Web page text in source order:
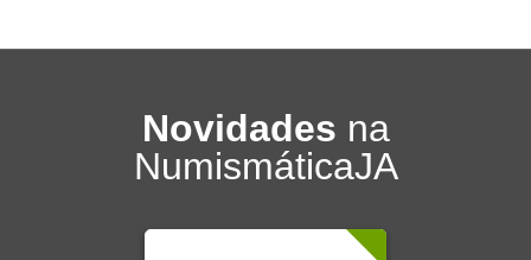
Novidades na
NumismáticaJA